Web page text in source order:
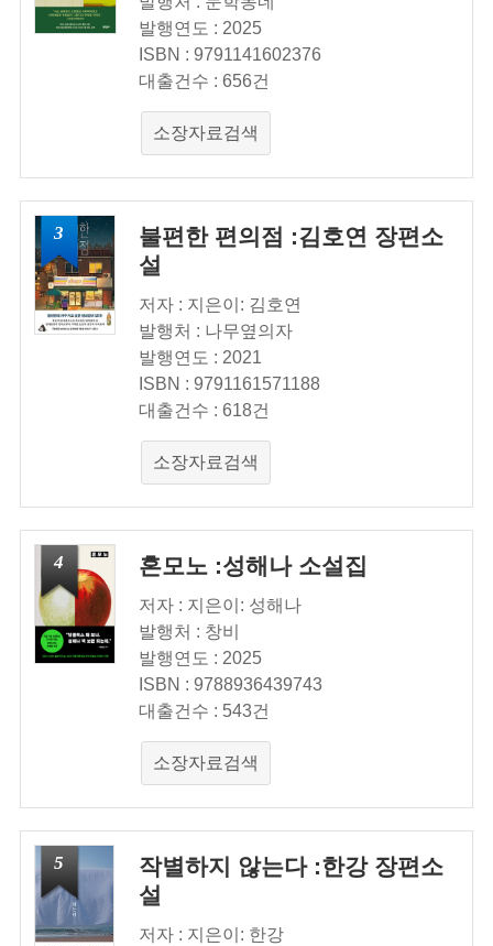
발행연도 : 2025
ISBN : 9791141602376
대출건수 : 656건
소장자료검색
3
불편한 편의점 :김호연 장편소
설
저자 : 지은이: 김호연
발행처 : 나무옆의자
발행연도 : 2021
ISBN : 9791161571188
대출건수 : 618건
소장자료검색
4 혼모노 :성해나 소설집
저자 : 지은이: 성해나
발행처 : 창비
발행연도 : 2025
ISBN : 9788936439743
대출건수 : 543건
소장자료검색
5
작별하지 않는다 :한강 장편소
설
저자 : 지은이: 한강